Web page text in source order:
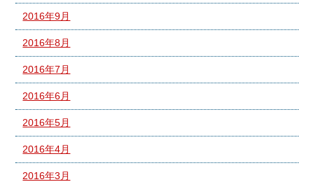
2016年9月
2016年8月
2016年7月
2016年6月
2016年5月
2016年4月
2016年3月